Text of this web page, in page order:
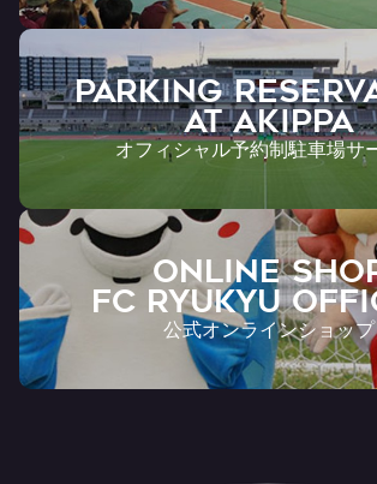
PARKING
AT Akippa
オフィシャル予約制駐車場サ
ONLINE
FC RYUKYU
公式オンラインショップ